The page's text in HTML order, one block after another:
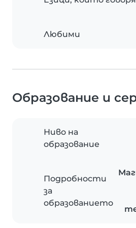
Любими
Образование и
Ниво на
образование
Подробности
за
образованието